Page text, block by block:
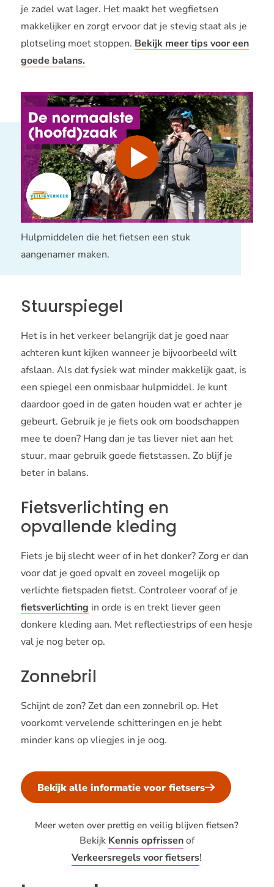
je zadel wat lager. Het maakt het wegfietsen
makkelijker en zorgt ervoor dat je stevig staat als je
plotseling moet stoppen. Bekijk meer tips voor een
goede balans.
Afspelen
Hulpmiddelen die het fietsen een stuk
aangenamer maken.
Stuurspiegel
Het is in het verkeer belangrijk dat je goed naar
achteren kunt kijken wanneer je bijvoorbeeld wilt
afslaan. Als dat fysiek wat minder makkelijk gaat, is
een spiegel een onmisbaar hulpmiddel. Je kunt
daardoor goed in de gaten houden wat er achter je
gebeurt. Gebruik je je fiets ook om boodschappen
mee te doen? Hang dan je tas liever niet aan het
stuur, maar gebruik goede fietstassen. Zo blijf je
beter in balans.
Fietsverlichting en
opvallende kleding
Fiets je bij slecht weer of in het donker? Zorg er dan
voor dat je goed opvalt en zoveel mogelijk op
verlichte fietspaden fietst. Controleer vooraf of je
fietsverlichting in orde is en trekt liever geen
donkere kleding aan. Met reflectiestrips of een hesje
val je nog beter op.
Zonnebril
Schijnt de zon? Zet dan een zonnebril op. Het
voorkomt vervelende schitteringen en je hebt
minder kans op vliegjes in je oog.
Bekijk alle informatie voor fietsers
Meer weten over prettig en veilig blijven fietsen?
Bekijk Kennis opfrissenof
Verkeersregels voor fietsers!